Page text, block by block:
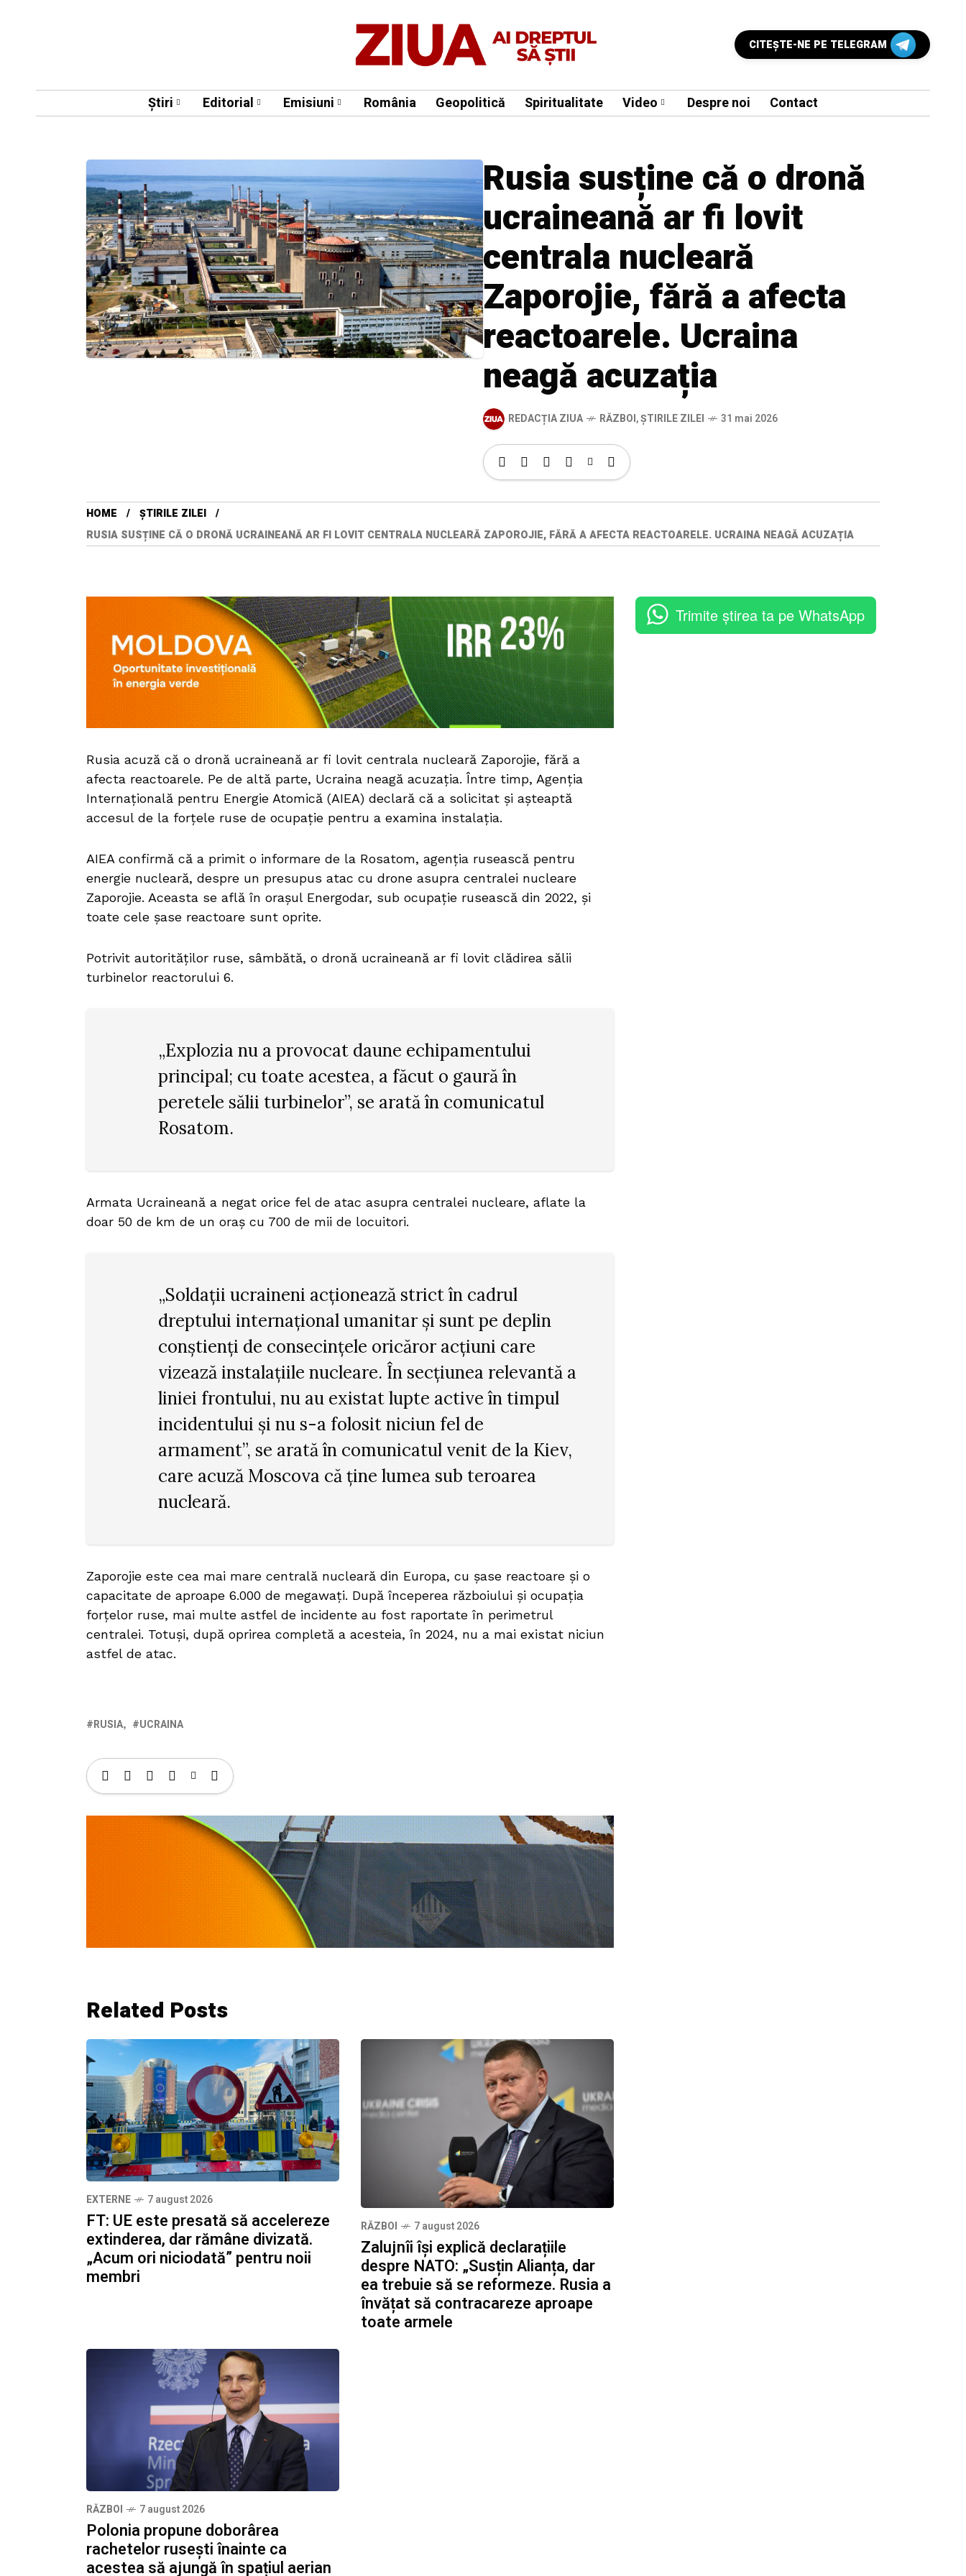
CITEŞTE-NE PE TELEGRAM
Știri Editorial Emisiuni România Geopolitică Spiritualitate Video Despre noi Contact
Rusia susține că o dronă
ucraineană ar fi lovit
centrala nucleară
Zaporojie, fără a afecta
reactoarele. Ucraina
neagă acuzația
REDACȚIA ZIUA RĂZBOI,ȘTIRILE ZILEI 31 mai 2026
HOME
ȘTIRILE ZILEI
RUSIA SUSȚINE CĂ O DRONĂ UCRAINEANĂ AR FI LOVIT CENTRALA NUCLEARĂ ZAPOROJIE, FĂRĂ A AFECTA REACTOARELE. UCRAINA NEAGĂ ACUZAȚIA
Rusia acuză că o dronă ucraineană ar fi lovit centrala nucleară Zaporojie, fără a
afecta reactoarele. Pe de altă parte, Ucraina neagă acuzația. Între timp, Agenția
Internațională pentru Energie Atomică (AIEA) declară că a solicitat și așteaptă
accesul de la forțele ruse de ocupație pentru a examina instalația.
AIEA confirmă că a primit o informare de la Rosatom, agenția rusească pentru
energie nucleară, despre un presupus atac cu drone asupra centralei nucleare
Zaporojie. Aceasta se află în orașul Energodar, sub ocupație rusească din 2022, și
toate cele șase reactoare sunt oprite.
Potrivit autorităților ruse, sâmbătă, o dronă ucraineană ar fi lovit clădirea sălii
turbinelor reactorului 6.
„Explozia nu a provocat daune echipamentului
principal; cu toate acestea, a făcut o gaură în
peretele sălii turbinelor”, se arată în comunicatul
Rosatom.
Armata Ucraineană a negat orice fel de atac asupra centralei nucleare, aflate la
doar 50 de km de un oraș cu 700 de mii de locuitori.
„Soldații ucraineni acționează strict în cadrul
dreptului internațional umanitar și sunt pe deplin
conștienți de consecințele oricăror acțiuni care
vizează instalațiile nucleare. În secțiunea relevantă a
liniei frontului, nu au existat lupte active în timpul
incidentului și nu s-a folosit niciun fel de
armament”, se arată în comunicatul venit de la Kiev,
care acuză Moscova că ține lumea sub teroarea
nucleară.
Zaporojie este cea mai mare centrală nucleară din Europa, cu șase reactoare și o
capacitate de aproape 6.000 de megawați. După începerea războiului și ocupația
forțelor ruse, mai multe astfel de incidente au fost raportate în perimetrul
centralei. Totuși, după oprirea completă a acesteia, în 2024, nu a mai existat niciun
astfel de atac.
RUSIA UCRAINA
Related Posts
EXTERNE 7 august 2026
FT: UE este presată să accelereze
extinderea, dar rămâne divizată.
„Acum ori niciodată” pentru noii
membri
RĂZBOI 7 august 2026
Zalujnîi își explică declarațiile
despre NATO: „Susțin Alianța, dar
ea trebuie să se reformeze. Rusia a
învățat să contracareze aproape
toate armele
RĂZBOI 7 august 2026
Polonia propune doborârea
rachetelor rusești înainte ca
acestea să ajungă în spațiul aerian
Trimite știrea ta pe WhatsApp